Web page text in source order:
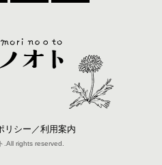
リシー／利用案内
.All rights reserved.